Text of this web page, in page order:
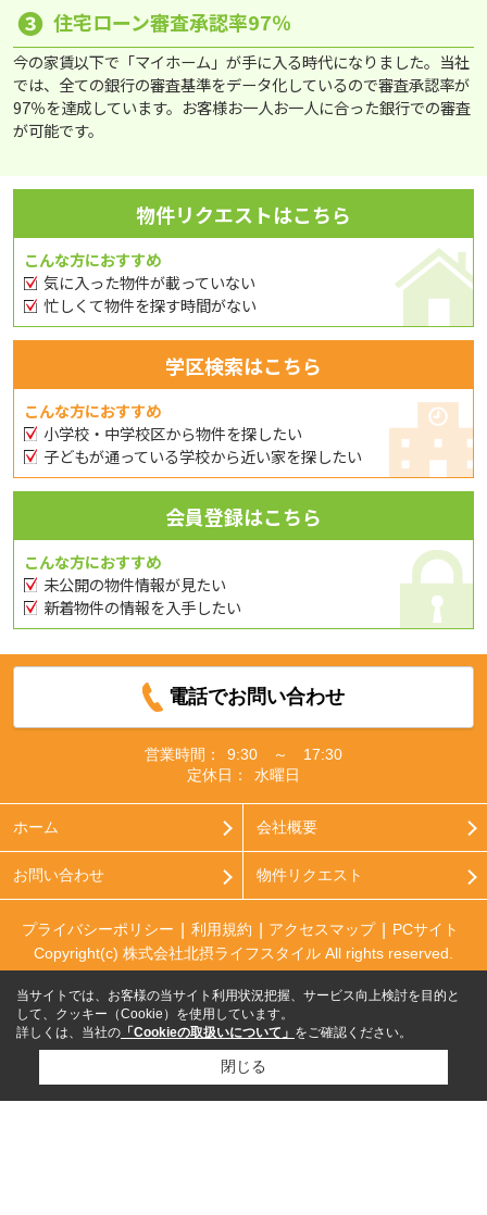
❸ 住宅ローン審査承認率97％
今の家賃以下で「マイホーム」が手に入る時代になりました。当社
では、全ての銀行の審査基準をデータ化しているので審査承認率が
97％を達成しています。お客様お一人お一人に合った銀行での審査
が可能です。
物件リクエストはこちら
こんな方におすすめ
気に入った物件が載っていない
忙しくて物件を探す時間がない
学区検索はこちら
こんな方におすすめ
小学校・中学校区から物件を探したい
子どもが通っている学校から近い家を探したい
会員登録はこちら
こんな方におすすめ
未公開の物件情報が見たい
新着物件の情報を入手したい
電話でお問い合わせ
営業時間：
9:30 ～ 17:30
定休日：
水曜日
ホーム 会社概要
お問い合わせ 物件リクエスト
プライバシーポリシー 利用規約 アクセスマップ
PCサイト
Copyright(c) 株式会社北摂ライフスタイル All rights reserved.
当サイトでは、お客様の当サイト利用状況把握、サービス向上検討を目的と
して、クッキー（Cookie）を使用しています。
詳しくは、当社の 「Cookieの取扱いについて」 をご確認ください。
閉じる